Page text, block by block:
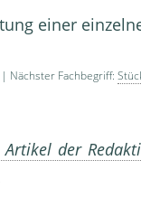
einer
| Nächster Fachbegriff:
Artikel der